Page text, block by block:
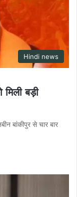
Hindi news
बड़ी
बांकीपुर से चार बार